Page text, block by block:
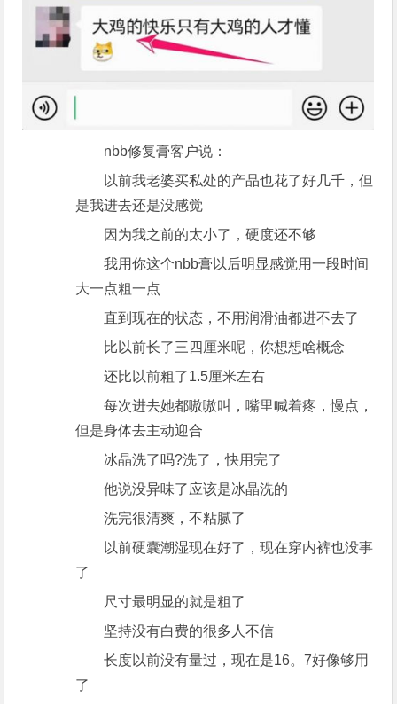
nbb修复膏客户说：
以前我老婆买私处的产品也花了好几千，但
是我进去还是没感觉
因为我之前的太小了，硬度还不够
我用你这个nbb膏以后明显感觉用一段时间
大一点粗一点
直到现在的状态，不用润滑油都进不去了
比以前长了三四厘米呢，你想想啥概念
还比以前粗了1.5厘米左右
每次进去她都嗷嗷叫，嘴里喊着疼，慢点，
但是身体去主动迎合
冰晶洗了吗?洗了，快用完了
他说没异味了应该是冰晶洗的
洗完很清爽，不粘腻了
以前硬囊潮湿现在好了，现在穿内裤也没事
了
尺寸最明显的就是粗了
坚持没有白费的很多人不信
长度以前没有量过，现在是16。7好像够用
了